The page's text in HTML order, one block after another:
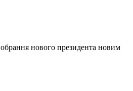
нового президента новим